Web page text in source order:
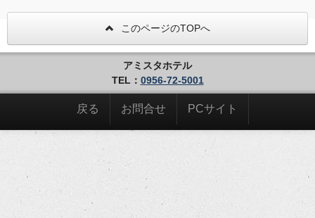
このページのTOPへ
アミスタホテル
TEL： 0956-72-5001
戻る お問合せ PCサイト